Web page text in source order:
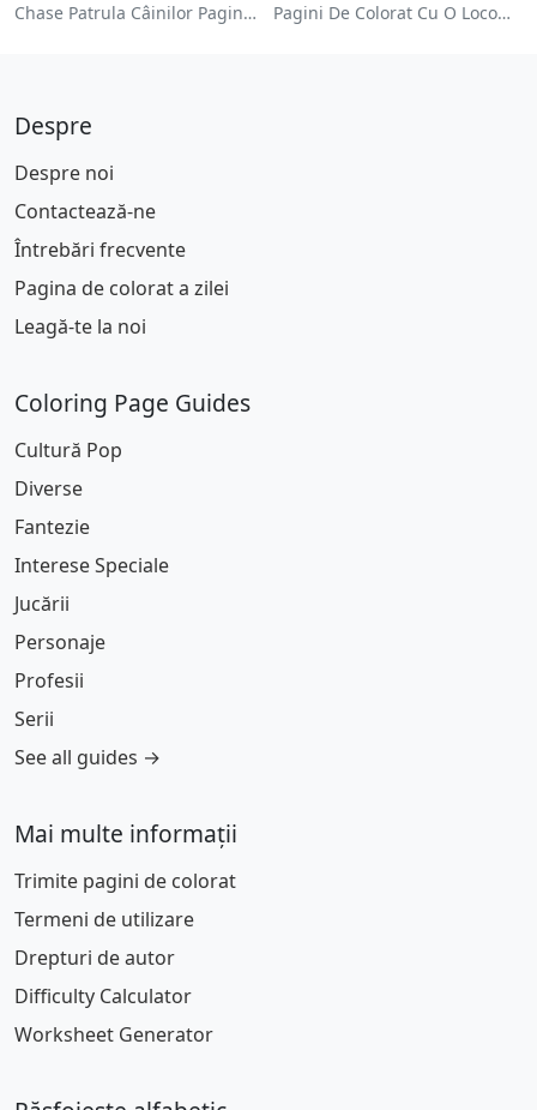
Chase Patrula Câinilor Pagina De Colorat Pagini De Colorat Cu O Locomotivă Colorată
Despre
Despre noi
Contactează-ne
Întrebări frecvente
Pagina de colorat a zilei
Leagă-te la noi
Coloring Page Guides
Cultură Pop
Diverse
Fantezie
Interese Speciale
Jucării
Personaje
Profesii
Serii
See all guides →
Mai multe informații
Trimite pagini de colorat
Termeni de utilizare
Drepturi de autor
Difficulty Calculator
Worksheet Generator